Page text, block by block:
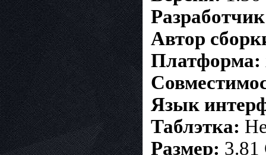
Автор
Платформа:
Язык
Таблэтка:
Размер: 3.81